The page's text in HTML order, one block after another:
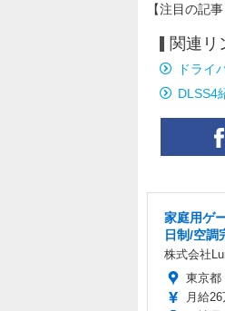
【注目の記
関連リ
ドライ
DLSS4
家庭用ゲ
日制/空調
株式会社
東京都
月給